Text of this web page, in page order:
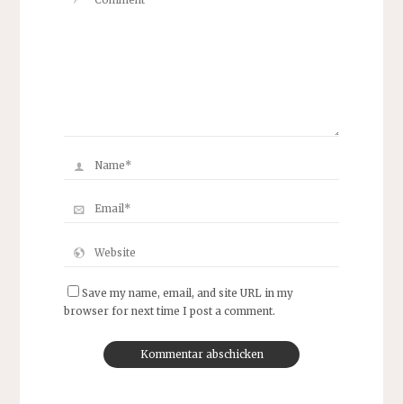
Save my name, email, and site URL in my
browser for next time I post a comment.